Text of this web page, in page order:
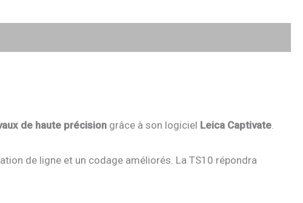
de haute précision grâce à son logiciel Leica Captivate.
de ligne et un codage améliorés. La TS10 répondra